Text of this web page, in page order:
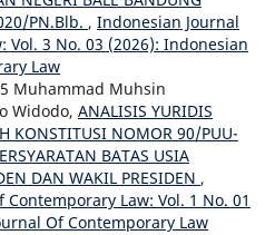
PN.Blb. , Indonesian Journal
Vol. 3 No. 03 (2026): Indonesian
Law
Muhammad Muhsin
Widodo, ANALISIS YURIDIS
KONSTITUSI NOMOR 90/PUU-
BATAS USIA
DAN WAKIL PRESIDEN ,
Law: Vol. 1 No. 01
Of Contemporary Law